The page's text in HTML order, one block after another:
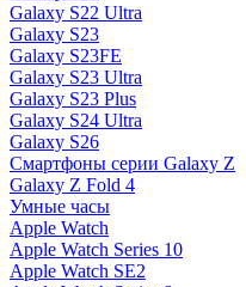
Galaxy S22 Ultra
Galaxy S23
Galaxy S23FE
Galaxy S23 Ultra
Galaxy S23 Plus
Galaxy S24 Ultra
Galaxy S26
Смартфоны серии Galaxy Z
Galaxy Z Fold 4
Умные часы
Apple Watch
Apple Watch Series 10
Apple Watch SE2